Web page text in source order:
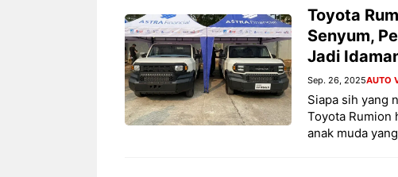
Toyota
Senyum,
Jadi
Sep. 26, 2025AUTO
Siapa sih yang
Toyota Rumion
anak muda